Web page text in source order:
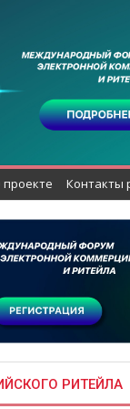
проекте Контакты
РИТЕЙЛА